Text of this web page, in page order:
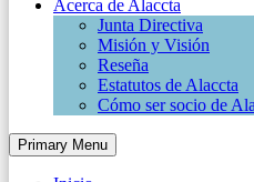
Acerca de Alaccta
Junta Directiva
Misión y Visión
Reseña
Estatutos de Alaccta
Cómo ser socio de
Primary Menu